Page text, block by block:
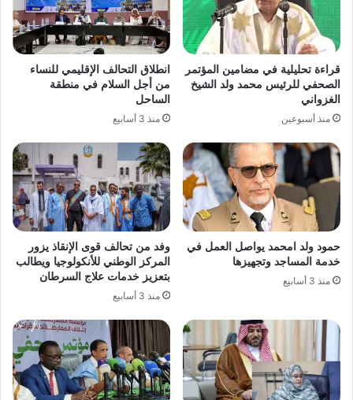
قراءة تحليلية في مضامين المؤتمر
الصحفي للرئيس محمد ولد الشيخ
الغزواني
منذ أسبوعين
انطلاق التحالف الإقليمي للنساء
من أجل السلام في منطقة
الساحل
منذ 3 أسابيع
حمود ولد امحمد يواصل العمل في
خدمة المساجد وتجهيزها
منذ 3 أسابيع
وفد من تحالف قوى الإنقاذ يزور
المركز الوطني للأنكولوجيا ويطالب
بتعزيز خدمات علاج السرطان
منذ 3 أسابيع